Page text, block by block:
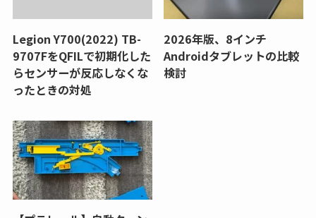
Legion Y700(2022) TB-
9707FをQFILで初期化した
らセンサーが反応しなくな
ったときの対処
2026年版、8インチ
Androidタブレットの比較
検討